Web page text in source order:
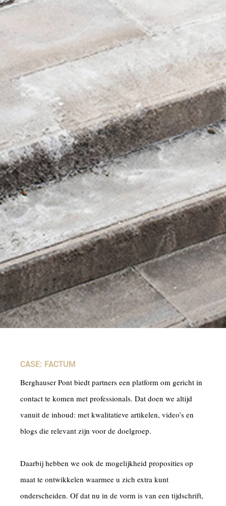
CASE: FACTUM
Berghauser Pont biedt partners een platform om gericht in
contact te komen met professionals. Dat doen we altijd
vanuit de inhoud: met kwalitatieve artikelen, video’s en
blogs die relevant zijn voor de doelgroep.
Daarbij hebben we ook de mogelijkheid proposities op
maat te ontwikkelen waarmee u zich extra kunt
onderscheiden. Of dat nu in de vorm is van een tijdschrift,